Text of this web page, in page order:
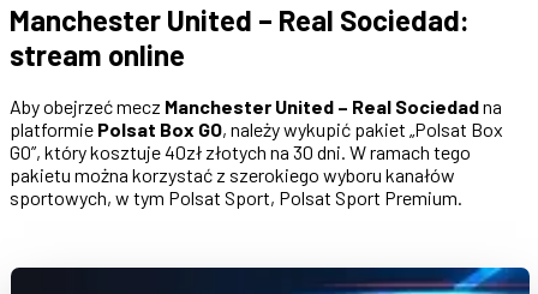
Manchester United – Real Sociedad:
stream online
Aby obejrzeć mecz Manchester United – Real Sociedadna
platformie Polsat Box GO, należy wykupić pakiet „Polsat Box
GO”, który kosztuje 40zł złotych na 30 dni. W ramach tego
pakietu można korzystać z szerokiego wyboru kanałów
sportowych, w tym Polsat Sport, Polsat Sport Premium.